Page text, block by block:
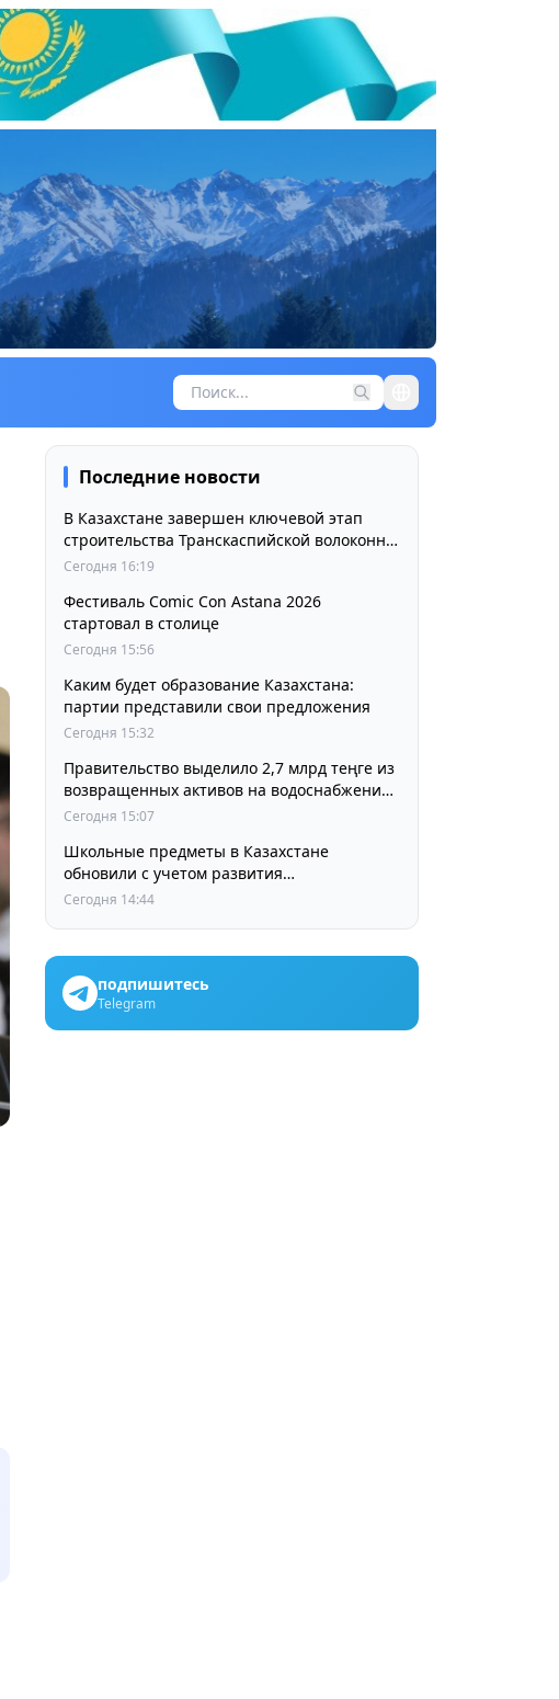
Последние новости
В Казахстане завершен ключевой этап
строительства Транскаспийской волоконно-
оптической линии связи
Сегодня 16:19
Фестиваль Comic Con Astana 2026
стартовал в столице
Сегодня 15:56
Каким будет образование Казахстана:
партии представили свои предложения
Сегодня 15:32
Правительство выделило 2,7 млрд теңге из
возвращенных активов на водоснабжение
сел в СКО
Сегодня 15:07
Школьные предметы в Казахстане
обновили с учетом развития
искусственного интеллекта
Сегодня 14:44
подпишитесь
Telegram